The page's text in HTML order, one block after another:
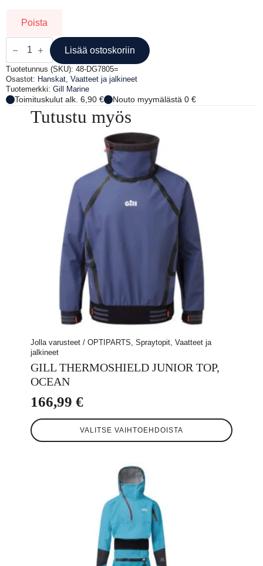
Poista
GILL
HELMSMAN
GLOVES
BLACK
määrä
Lisää ostoskoriin
Tuotetunnus (SKU): 48-DG7805=
Osastot: Hanskat Vaatteet ja jalkineet
Tuotemerkki: Gill Marine
Toimituskulut alk. 6,90 € Nouto myymälästä 0 €
Tutustu myös
Jolla varusteet / OPTIPARTS, Spraytopit, Vaatteet ja
jalkineet
GILL THERMOSHIELD JUNIOR TOP,
OCEAN
166,99 €
VALITSE VAIHTOEHDOISTA
Tällä
tuotteella